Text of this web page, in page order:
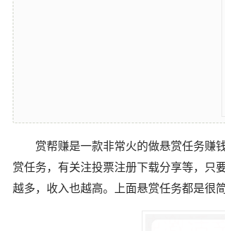
赏帮赚是一款非常火的做悬赏任务赚
赏任务，有关注投票注册下载分享等，只
越多，收入也越高。上面悬赏任务都是很